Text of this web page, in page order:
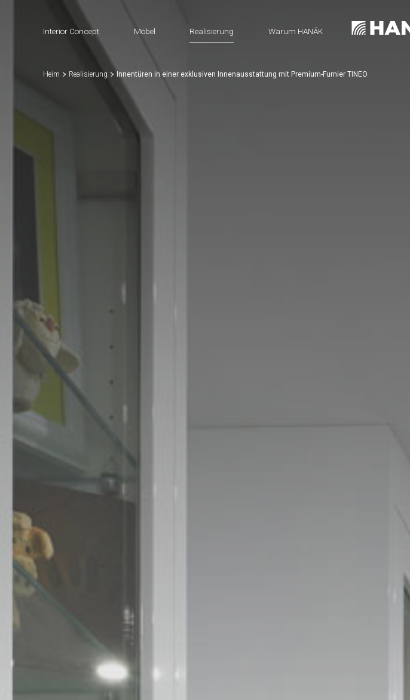
Interior Concept Möbel Realisierung Warum HANÁK
Heim Realisierung Innentüren in einer exklusiven Innenausstattung mit Premium-Furnier TINEO